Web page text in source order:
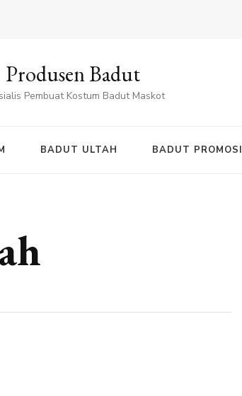
Produsen Badut
Pembuat Kostum Badut Maskot
BADUT ULTAH BADUT PROMOSI